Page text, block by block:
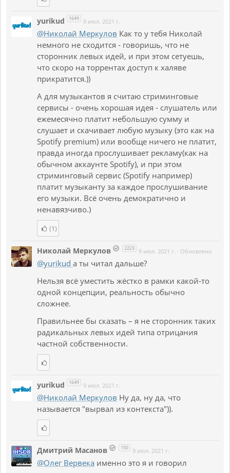
yurikud 1649 9 июл. 2021 г.
@Николай Меркулов Как то у тебя Николай
немного не сходится - говоришь, что не
сторонник левых идей, и при этом сетуешь,
что скоро на торрентах доступ к халяве
прикратится.))
А для музыкантов я считаю стриминговые
сервисы - очень хорошая идея - слушатель или
ежемесячно платит небольшую сумму и
слушает и скачивает любую музыку (это как на
Spotify premium) или вообще ничего не платит,
правда иногда прослушивает рекламу(как на
обычном аккаунте Spotify), и при этом
стриминговый сервис (Spotify например)
платит музыканту за каждое прослушивание
его музыки. Всё очень демократично и
ненавязчиво.)
(1)
Николай Меркулов 2223 9 июл. 2021 г. · Обновлено
@yurikud а ты читал дальше?
Нельзя всё уместить жёстко в рамки какой-то
одной концепции, реальность обычно
сложнее.
Правильнее бы сказать – я не сторонник таких
радикальных левых идей типа отрицания
частной собственности.
yurikud 1649 9 июл. 2021 г.
@Николай Меркулов Ну да, ну да, что
называется "вырвал из контекста")).
Дмитрий Масанов 150 9 июл. 2021 г.
@Олег Вервека именно это я и говорил